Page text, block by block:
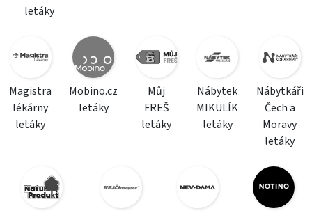
letáky
Magistra
lékárny
letáky
Mobino.cz
letáky
Můj
FREŠ
letáky
Nábytek
MIKULÍK
letáky
Nábytkáři
Čech a
Moravy
letáky